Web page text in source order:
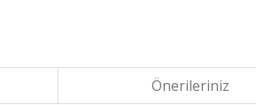
Önerileriniz